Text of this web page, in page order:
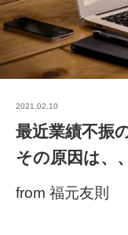
2021.02.10
最近業績不振
その原因は、
from 福元友則